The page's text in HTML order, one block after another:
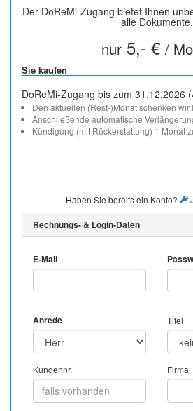
Der DoReMi-Zugang bietet Ihnen
alle Dokumente.
nur5,- € /
Sie kaufen
DoReMi-Zugang bis zum 31.12.2026
Den aktuellen (Rest-)Monat schenken wir
Anschließende automatische
Kündigung (mit Rückerstattung) 1 Monat
Haben Sie bereits ein Konto?
Rechnungs- & Login-Daten
E-Mail
Anrede Titel
Kundennr. Firma